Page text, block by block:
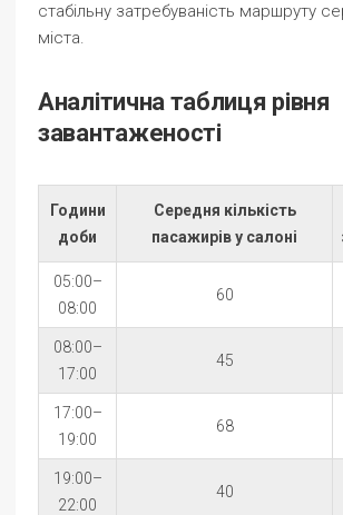
стабільну затребуваність маршруту
міста.
Аналітична таблиця рівня
завантаженості
Години
доби
Середня кількість
пасажирів у салоні
05:00–
08:00
60
08:00–
17:00
45
17:00–
19:00
68
19:00–
22:00
40